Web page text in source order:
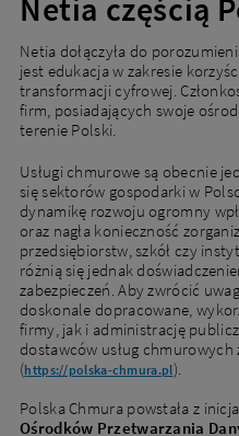
Netia częścią
Netia dołączyła do
jest edukacja w zakresie
transformacji cyfrowej.
firm, posiadających swoje
terenie Polski.
Usługi chmurowe są obecnie
się sektorów gospodarki w
dynamikę rozwoju ogromny
oraz nagła konieczność
przedsiębiorstw, szkół czy
różnią się jednak
zabezpieczeń. Aby zwrócić
doskonale dopracowane,
firmy, jak i administrację
dostawców usług chmurowych
(https://polska-chmura.pl).
Polska Chmura powstała z
Ośrodków Przetwarzania